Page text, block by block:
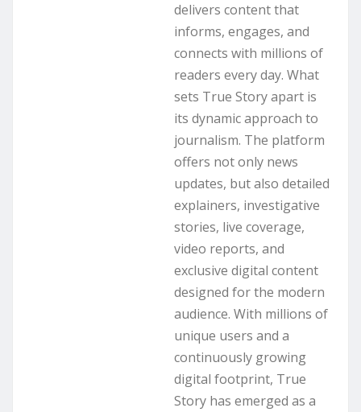
delivers content that
informs, engages, and
connects with millions of
readers every day. What
sets True Story apart is
its dynamic approach to
journalism. The platform
offers not only news
updates, but also detailed
explainers, investigative
stories, live coverage,
video reports, and
exclusive digital content
designed for the modern
audience. With millions of
unique users and a
continuously growing
digital footprint, True
Story has emerged as a